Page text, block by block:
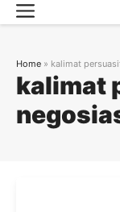
Skip
to
Menu
kalimat
Home » kalimat